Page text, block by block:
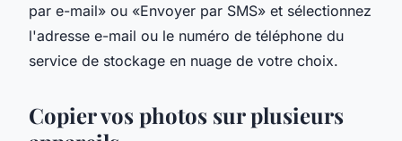
par e-mail» ou «Envoyer par SMS» et sélectionnez
l'adresse e-mail ou le numéro de téléphone du
service de stockage en nuage de votre choix.
Copier vos photos sur plusieurs